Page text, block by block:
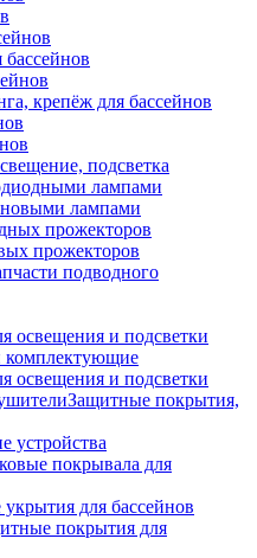
крепёж для бассейнов
подсветка
лампами
лампами
прожекторов
прожекторов
подводного
освещения и подсветки
комплектующие
освещения и подсветки
Защитные покрытия,
устройства
покрывала для
для бассейнов
покрытия для